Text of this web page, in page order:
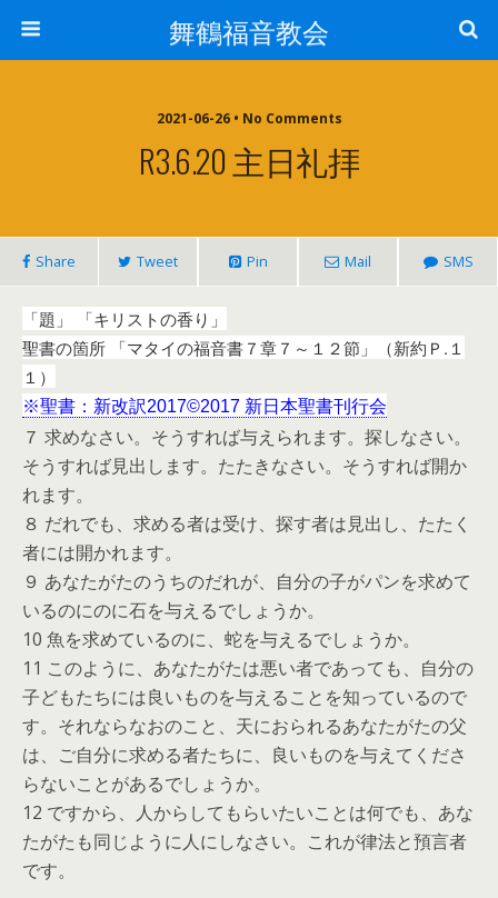
舞鶴福音教会
2021-06-26 • No Comments
R3.6.20 主日礼拝
Share Tweet Pin Mail SMS
「題」 「キリストの香り 」
聖書の箇所 「マタイの福音書７章７～１２節」（新約Ｐ.１
１）
※聖書：新改訳2017©2017 新日本聖書刊行会
７ 求めなさい。そうすれば与えられます。探しなさい。
そうすれば見出します。たたきなさい。そうすれば開か
れます。
８ だれでも、求める者は受け、探す者は見出し、たたく
者には開かれます。
９ あなたがたのうちのだれが、自分の子がパンを求めて
いるのにのに石を与えるでしょうか。
10 魚を求めているのに、蛇を与えるでしょうか。
11 このように、あなたがたは悪い者であっても、自分の
子どもたちには良いものを与えることを知っているので
す。それならなおのこと、天におられるあなたがたの父
は、ご自分に求める者たちに、良いものを与えてくださ
らないことがあるでしょうか。
12 ですから、人からしてもらいたいことは何でも、あな
たがたも同じように人にしなさい。これが律法と預言者
です。